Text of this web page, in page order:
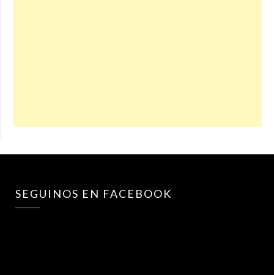
SEGUINOS EN FACEBOOK